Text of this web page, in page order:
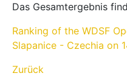
Das Gesamtergebnis
Ranking of the WDSF
Slapanice - Czechia on
Zurück